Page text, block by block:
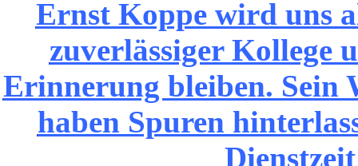
Ernst Koppe wird uns
zuverlässiger Kollege
Erinnerung bleiben. Sein
haben Spuren